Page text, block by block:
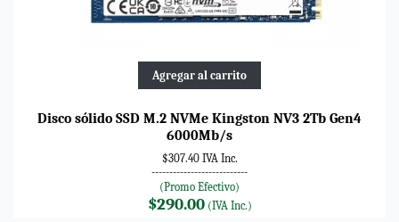
Agregar al carrito
Disco sólido SSD M.2 NVMe Kingston NV3 2Tb Gen4
6000Mb/s
$307.40 IVA Inc.
---------------------------
(Promo Efectivo)
$290.00(IVA Inc.)